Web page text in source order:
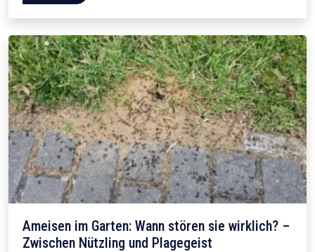
Ameisen im Garten: Wann stören sie wirklich? –
Zwischen Nützling und Plagegeist